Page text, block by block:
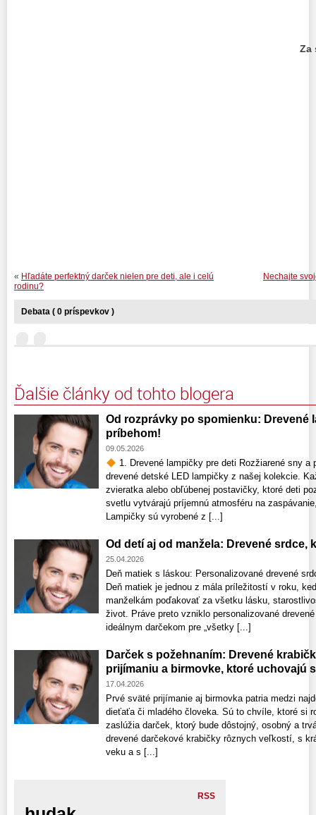
Za
Nechajte
« Hľadáte perfektný darček nielen pre deti, ale i celú
rodinu?
Debata ( 0 príspevkov )
Ďalšie články od tohto blogera
Od rozprávky po spomienku: Drevené
príbehom!
09.05.2026
1. Drevené lampičky pre deti Rozžiarené sny a
drevené detské LED lampičky z našej kolekcie.
zvieratka alebo obľúbenej postavičky, ktoré deti
svetlu vytvárajú príjemnú atmosféru na
Lampičky sú vyrobené z [...]
Od detí aj od manžela: Drevené srdce,
25.04.2026
Deň matiek s láskou: Personalizované drevené
Deň matiek je jednou z mála príležitostí v roku,
manželkám poďakovať za všetku lásku,
život. Práve preto vzniklo personalizované
ideálnym darčekom pre „všetky [...]
Darček s požehnaním: Drevené
prijímaniu a birmovke, ktoré uchovajú
17.04.2026
Prvé sväté prijímanie aj birmovka patria medzi
dieťaťa či mladého človeka. Sú to chvíle, ktoré si
zaslúžia darček, ktorý bude dôstojný, osobný a
drevené darčekové krabičky rôznych veľkostí, s
veku a s [...]
RSS